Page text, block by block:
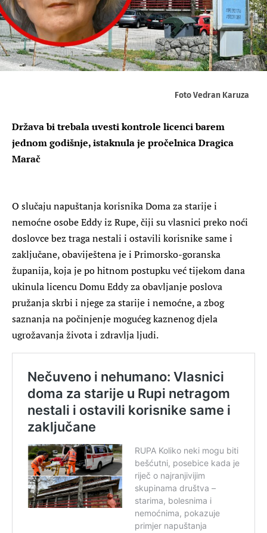
Foto Vedran Karuza
Država bi trebala uvesti kontrole licenci barem
jednom godišnje, istaknula je pročelnica Dragica
Marač
O slučaju napuštanja korisnika Doma za starije i
nemoćne osobe Eddy iz Rupe, čiji su vlasnici preko noći
doslovce bez traga nestali i ostavili korisnike same i
zaključane, obaviještena je i Primorsko-goranska
županija, koja je po hitnom postupku već tijekom dana
ukinula licencu Domu Eddy za obavljanje poslova
pružanja skrbi i njege za starije i nemoćne, a zbog
saznanja na počinjenje mogućeg kaznenog djela
ugrožavanja života i zdravlja ljudi.